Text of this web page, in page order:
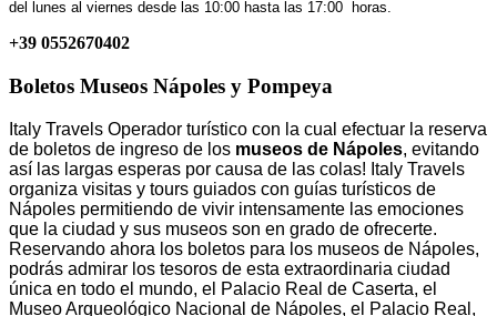
del lunes al viernes desde las 10:00 hasta las 17:00 horas.
+39 0552670402
Boletos Museos Nápoles y Pompeya
Italy Travels Operador turístico con la cual efectuar la reserva
de boletos de ingreso de los museos de Nápoles, evitando
así las largas esperas por causa de las colas! Italy Travels
organiza visitas y tours guiados con guías turísticos de
Nápoles permitiendo de vivir intensamente las emociones
que la ciudad y sus museos son en grado de ofrecerte.
Reservando ahora los boletos para los museos de Nápoles,
podrás admirar los tesoros de esta extraordinaria ciudad
única en todo el mundo, el Palacio Real de Caserta, el
Museo Arqueológico Nacional de Nápoles, el Palacio Real,